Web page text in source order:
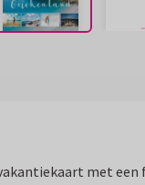
met